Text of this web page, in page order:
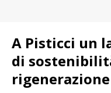
A Pisticci un
di